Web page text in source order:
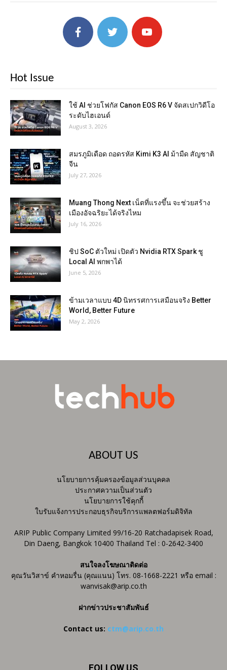
Hot Issue
ใช้ AI ช่วยโฟกัส Canon EOS R6 V จัดสเปกวิดีโอ
ระดับไฮเอนด์
August 3, 2026
สมรภูมิเดือด ถอดรหัส Kimi K3 AI ม้ามืด สัญชาติ
จีน
July 27, 2026
Muang Thong Next เน็ตที่แรงขึ้น จะช่วยสร้าง
เมืองอัจฉริยะได้จริงไหม
July 16, 2026
ชิป SoC ตัวใหม่ เปิดตัว Nvidia RTX Spark ชู
Local AI พกพาได้
June 5, 2026
ข้ามเวลาแบบ 4D นิทรรศการเสมือนจริง Better
World, Better Future
May 2, 2026
ABOUT US
นโยบายการคุ้มครองข้อมูลส่วนบุคคล
ประกาศความเป็นส่วนตัว
นโยบายการใช้คุกกี้
ใบรับแจ้งการประกอบธุรกิจบริการแพลตฟอร์มดิจิทัล
ARIP Public Company Limited 99/16-20 Ratchadapisek Road,
Din Daeng, Bangkok 10400 Thailand Tel : 0-2642-3400
สนใจลงโฆษณาติดต่อ
คุณวันวิสาข์ คำหอมรื่น (คุณแนน) โทร. 08-1668-2221 หรือ email :
wanvisak@arip.co.th
ฝากข่าวประชาสัมพันธ์
Contact us: ctm@arip.co.th
FOLLOW US